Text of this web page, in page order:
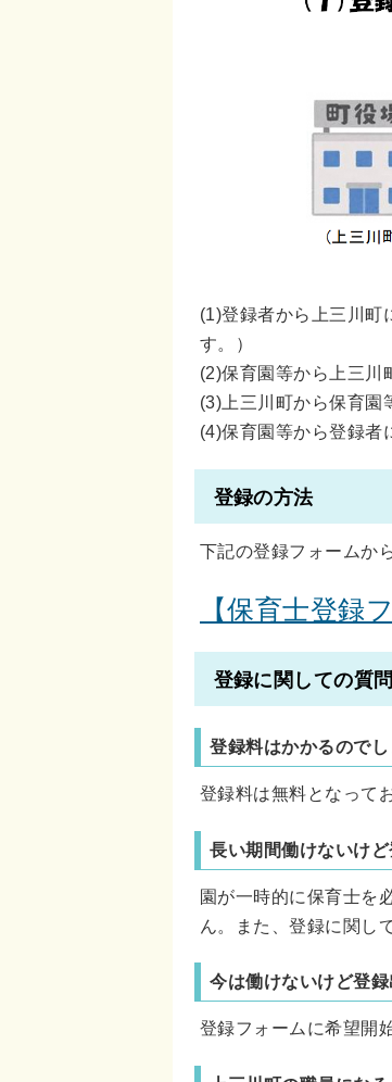
(1)登録者から上三川町
す。）
(2)保育園等から上三川
(3)上三川町から保育園
(4)保育園等から登録者
登録の方法
下記の登録フォームか
【保育士登録
登録に関しての質問
登録料はかかるのでし
登録料は無料となって
長い期間働けないけ
園が一時的に保育士を
ん。また、登録に関し
今は働けないけど登
登録フォームに希望開